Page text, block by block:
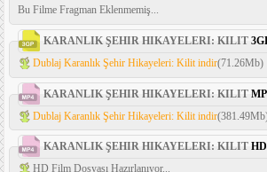
Bu Filme Fragman Eklenmemiş...
KARANLIK ŞEHIR HIKAYELERI: KILIT
Dublaj Karanlık Şehir Hikayeleri: Kilit indir(71.26Mb)
KARANLIK ŞEHIR HIKAYELERI: KILIT
Dublaj Karanlık Şehir Hikayeleri: Kilit indir
KARANLIK ŞEHIR HIKAYELERI: KILIT HD
HD Film Dosyası Hazırlanıyor...